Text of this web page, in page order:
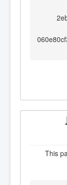
This